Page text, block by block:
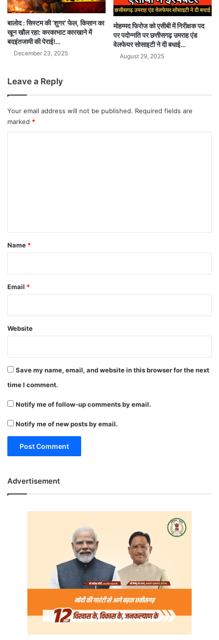
बालोद : सिस्टम की ‘शुगर’ फेल, किसान का
खून खौल रहा: करकाभाट कारखाने में
बदइंतजामी की पेराई!…
December 23, 2025
मोहम्मद फिरोज को एसीबी में निरीक्षक पद
पर पदोन्नति पर छत्तीसगढ़ उमराह एंड
वेलफेयर सोसाइटी ने दी बधाई…
August 29, 2025
Leave a Reply
Your email address will not be published. Required fields are
marked *
*
Name *
Email *
Website
Save my name, email, and website in this browser for the next
time I comment.
Notify me of follow-up comments by email.
Notify me of new posts by email.
Advertisement